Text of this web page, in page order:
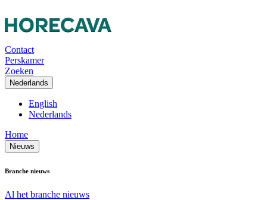
Contact
Perskamer
Zoeken
Nederlands
English
Nederlands
Home
Nieuws
Branche nieuws
Al het branche nieuws